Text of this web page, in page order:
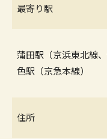
最寄り駅
蒲田駅（京浜東北線
色駅（京急本線）
住所